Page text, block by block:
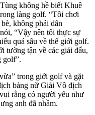
không hề biết Khuê
làng golf. “Tôi chơi
không phải dân
“Vậy nên tôi thực sự
quá sâu về thế giới golf.
tường tận về các giải đấu,
golf”.
trong giới golf và gặt
bảng nữ Giải Vô địch
rằng có người yêu như
anh đã nhầm.